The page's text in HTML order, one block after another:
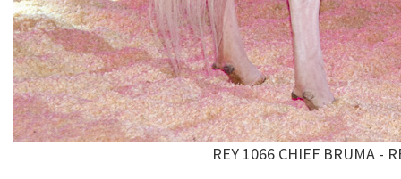
REY 1066 CHIEF BRUMA -